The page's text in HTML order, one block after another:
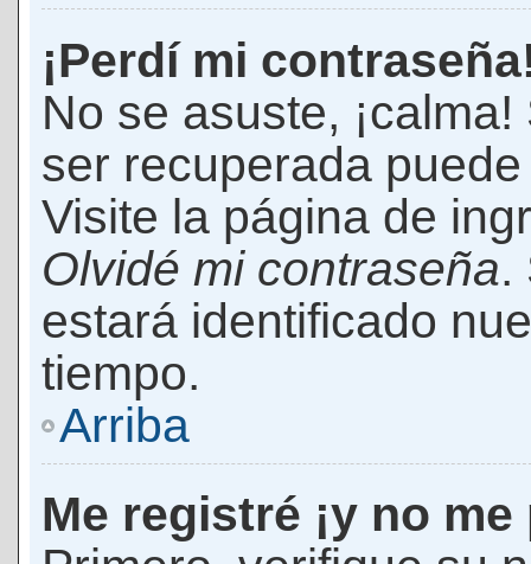
¡Perdí mi
No se asuste,
ser recuperada
Visite la página de
Olvidé mi contraseña.
estará identificado
tiempo.
Arriba
Me registré ¡y no